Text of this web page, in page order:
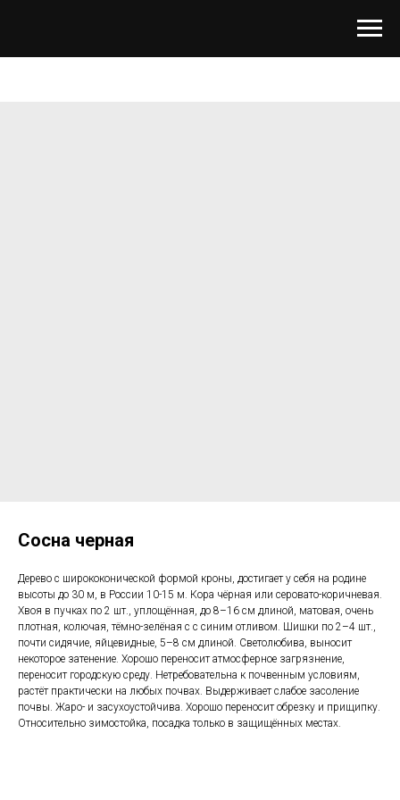
Сосна черная
Дерево с ширококонической формой кроны, достигает у себя на родине
высоты до 30 м, в России 10-15 м. Кора чёрная или серовато-коричневая.
Хвоя в пучках по 2 шт., уплощённая, до 8–16 см длиной, матовая, очень
плотная, колючая, тёмно-зелёная с с синим отливом. Шишки по 2–4 шт.,
почти сидячие, яйцевидные, 5–8 см длиной. Светолюбива, выносит
некоторое затенение. Хорошо переносит атмосферное загрязнение,
переносит городскую среду. Нетребовательна к почвенным условиям,
растёт практически на любых почвах. Выдерживает слабое засоление
почвы. Жаро- и засухоустойчива. Хорошо переносит обрезку и прищипку.
Относительно зимостойка, посадка только в защищённых местах.